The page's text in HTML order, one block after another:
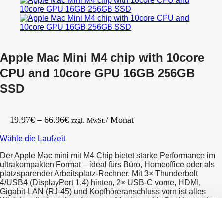
10core
512GB
Apple Mac Mini M4 chip with 10core
CPU and 10core GPU 16GB 256GB
SSD
19.97€ – 66.96€Preisspanne:
66.96€
zzgl. MwSt./ Monat
Wähle die Laufzeit
Der Apple Mac mini mit M4 Chip bietet starke Performance im
ultrakompakten Format – ideal fürs Büro, Homeoffice oder als
platzsparender Arbeitsplatz-Rechner. Mit 3× Thunderbolt
4/USB4 (DisplayPort 1.4) hinten, 2× USB-C vorne, HDMI,
Gigabit-LAN (RJ-45) und Kopfhöreranschluss vorn ist alles